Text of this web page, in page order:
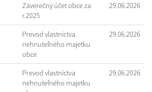
Záverečný účet obce za
r.2025
29.06.2026
Prevod vlastníctva
nehnuteľného majetku
obce
29.06.2026
Prevod vlastníctva
nehnuteľného majetku
29.06.2026